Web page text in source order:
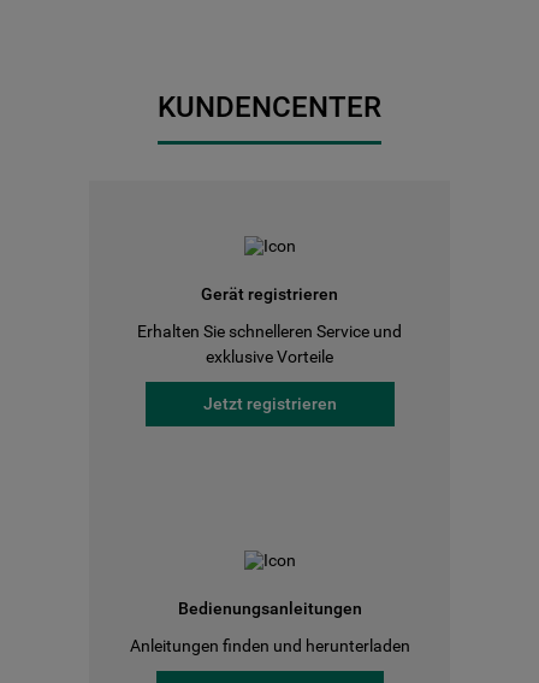
KUNDENCENTER
Gerät registrieren
Erhalten Sie schnelleren Service und
exklusive Vorteile
Jetzt registrieren
Bedienungsanleitungen
Anleitungen finden und herunterladen